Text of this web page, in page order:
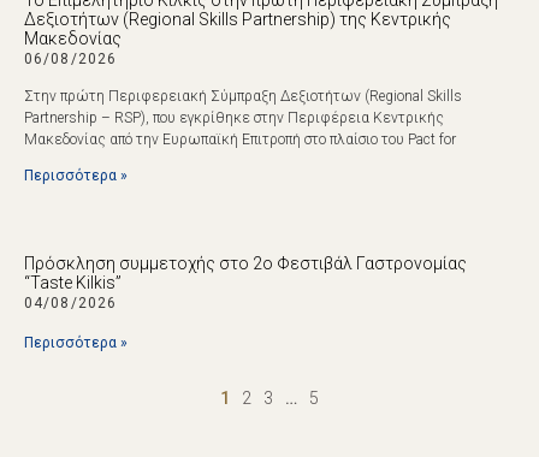
Δεξιοτήτων (Regional Skills Partnership) της Κεντρικής
Μακεδονίας
06/08/2026
Στην πρώτη Περιφερειακή Σύμπραξη Δεξιοτήτων (Regional Skills
Partnership – RSP), που εγκρίθηκε στην Περιφέρεια Κεντρικής
Μακεδονίας από την Ευρωπαϊκή Επιτροπή στο πλαίσιο του Pact for
Περισσότερα »
Πρόσκληση συμμετοχής στο 2ο Φεστιβάλ Γαστρονομίας
“Taste Kilkis”
04/08/2026
Περισσότερα »
1 2 3 … 5